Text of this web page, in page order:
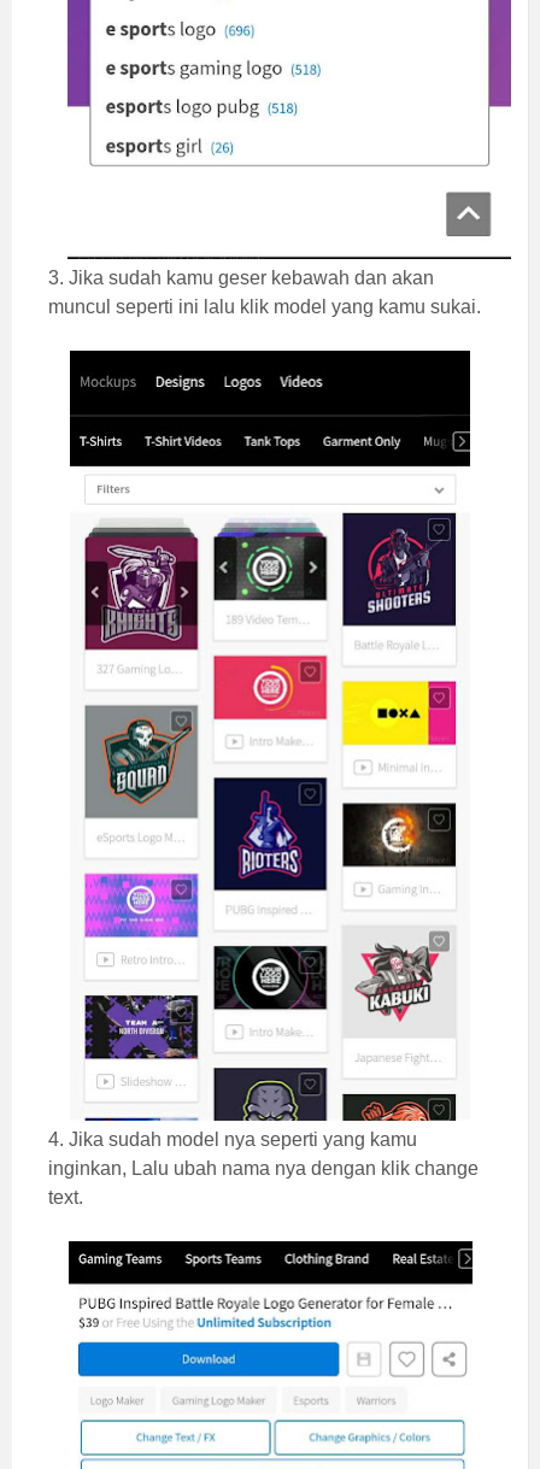
3. Jika sudah kamu geser kebawah dan akan
muncul seperti ini lalu klik model yang kamu sukai.
4. Jika sudah model nya seperti yang kamu
inginkan, Lalu ubah nama nya dengan klik change
text.